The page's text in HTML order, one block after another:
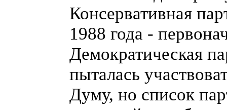
Консервативная
1988 года -
Демократическая
пыталась
Думу, но список